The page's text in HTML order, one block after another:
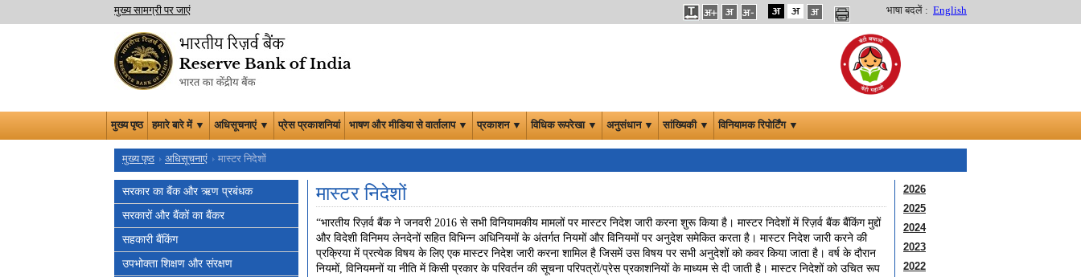
मुख्य सामग्री पर जाएं भाषा बदलें : English
मुख्य पृष्ठ हमारे बारे में ▼ अधिसूचनाएं ▼ प्रेस प्रकाशनियां भाषण और मीडिया से वार्तालाप ▼ प्रकाशन ▼ विधिक रूपरेखा ▼ अनुसंधान ▼ सांख्यिकी ▼ विनियामक रिपोर्टिंग ▼
मुख्य पृष्ठ अधिसूचनाएं मास्टर निदेशों
सरकार का बैंक और ऋण प्रबंधक
सरकारों और बैंकों का बैंकर
सहकारी बैंकिंग
उपभोक्ता शिक्षण और संरक्षण
मास्टर निदेशों
“भारतीय रिज़र्व बैंक ने जनवरी 2016 से सभी विनियामकीय मामलों पर मास्टर निदेश जारी करना शुरू किया है। मास्टर निदेशों में रिज़र्व बैंक बैंकिंग मुद्दों
और विदेशी विनिमय लेनदेनों सहित विभिन्न अधिनियमों के अंतर्गत नियमों और विनियमों पर अनुदेश समेकित करता है। मास्टर निदेश जारी करने की
प्रक्रिया में प्रत्येक विषय के लिए एक मास्टर निदेश जारी करना शामिल है जिसमें उस विषय पर सभी अनुदेशों को कवर किया जाता है। वर्ष के दौरान
नियमों, विनियमनों या नीति में किसी प्रकार के परिवर्तन की सूचना परिपत्रों/प्रेस प्रकाशनियों के माध्यम से दी जाती है। मास्टर निदेशों को उचित रूप
2026
2025
2024
2023
2022